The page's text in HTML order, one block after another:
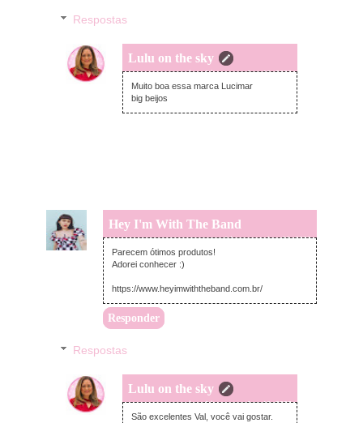
Respostas
Lulu on the sky
quinta-feira, novembro 10, 2022
Muito boa essa marca Lucimar
big beijos
Hey I'm With The Band
terça-feira, novembro 08, 2022
Parecem ótimos produtos!
Adorei conhecer :)
https://www.heyimwiththeband.com.br/
Responder
Respostas
Lulu on the sky
quinta-feira, novembro 10, 2022
São excelentes Val, você vai gostar.